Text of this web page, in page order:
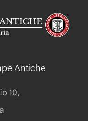
Antiche
10,